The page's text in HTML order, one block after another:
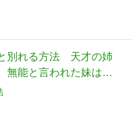
別れる方法 天才の姉
無能と言われた妹は救
た（コミック） ： 5 (モ
クスｆ)